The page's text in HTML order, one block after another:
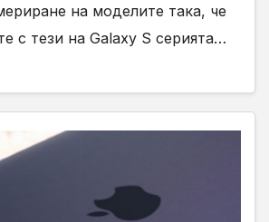
на моделите така, че
с тези на Galaxy S серията…